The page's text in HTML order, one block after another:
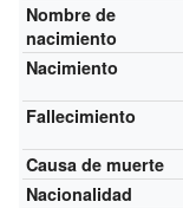
Nombre de
nacimiento
Nacimiento
Fallecimiento
Causa de muerte
Nacionalidad